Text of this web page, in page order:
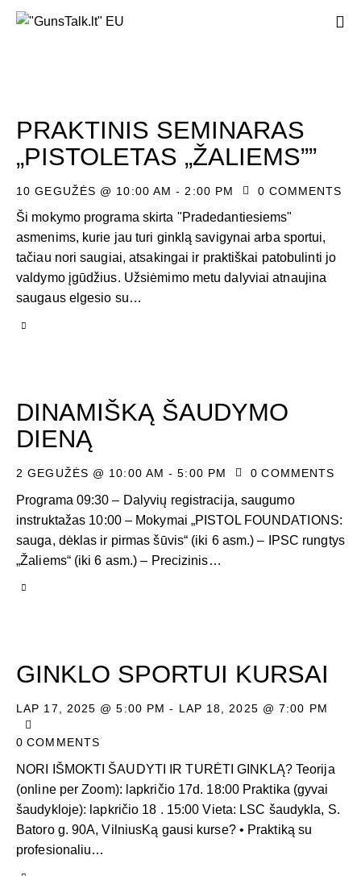
PRAKTINIS SEMINARAS
„PISTOLETAS „ŽALIEMS””
10 GEGUŽĖS @ 10:00 AM - 2:00 PM 0 COMMENTS
Ši mokymo programa skirta "Pradedantiesiems"
asmenims, kurie jau turi ginklą savigynai arba sportui,
tačiau nori saugiai, atsakingai ir praktiškai patobulinti jo
valdymo įgūdžius. Užsiėmimo metu dalyviai atnaujina
saugaus elgesio su…
DINAMIŠKĄ ŠAUDYMO
DIENĄ
2 GEGUŽĖS @ 10:00 AM -5:00 PM 0 COMMENTS
Programa 09:30 – Dalyvių registracija, saugumo
instruktažas 10:00 – Mokymai „PISTOL FOUNDATIONS:
sauga, dėklas ir pirmas šūvis“ (iki 6 asm.) – IPSC rungtys
„Žaliems“ (iki 6 asm.) – Precizinis…
GINKLO SPORTUI KURSAI
LAP 17, 2025 @ 5:00 PM - LAP 18, 2025 @ 7:00 PM
0 COMMENTS
NORI IŠMOKTI ŠAUDYTI IR TURĖTI GINKLĄ? Teorija
(online per Zoom): lapkričio 17d. 18:00 Praktika (gyvai
šaudykloje): lapkričio 18 . 15:00 Vieta: LSC šaudykla, S.
Batoro g. 90A, VilniusKą gausi kurse? • Praktiką su
profesionaliu…